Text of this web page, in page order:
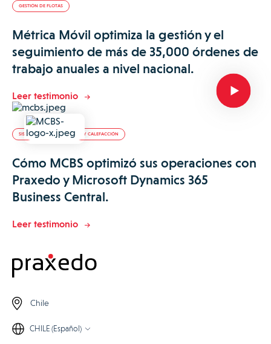
GESTIÓN DE FLOTAS
Métrica Móvil optimiza la gestión y el
seguimiento de más de 35,000 órdenes de
trabajo anuales a nivel nacional.
Leer testimonio
SISTEMAS DE CLIMATIZACIÓN Y CALEFACCIÓN
Cómo MCBS optimizó sus operaciones con
Praxedo y Microsoft Dynamics 365
Business Central.
Leer testimonio
Chile
CHILE (Español)